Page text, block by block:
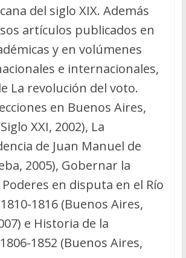
del siglo XIX. Además
artículos publicados en
y en volúmenes
e internacionales,
La revolución del voto.
en Buenos Aires,
XXI, 2002), La
de Juan Manuel de
2005), Gobernar la
en disputa en el Río
1816 (Buenos Aires,
e Historia de la
1852 (Buenos Aires,